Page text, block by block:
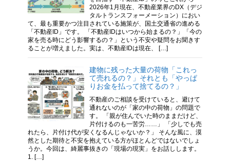
2026年1月現在、不動産業界のDX（デジ
タルトランスフォーメーション）におい
て、最も重要かつ注目されている施策が、国土交通省の進める
「不動産ID」です。 「不動産IDはいつから始まるの？」「今の
家を売る時にどう影響するの？」という不安や疑問をお聞きす
ることが増えました。実は、不動産IDは現在、 […]
建物に残った大量の荷物「これっ
て売れるの？」それとも「やっぱ
りお金を払って捨てるの？」
不動産のご相談を受けていると、避けて
通れないのが「家の中の荷物」の問題で
す。 「親が住んでいた時のままだけど、
片付けるのも一苦労……」 「少しでも売
れたら、片付け代が安くなるんじゃないか？」 そんな風に、漠
然とした期待と不安を抱えている方がほとんどではないでしょ
うか。今回は、綺麗事抜きの「現場の現実」をお話しします。
1. […]